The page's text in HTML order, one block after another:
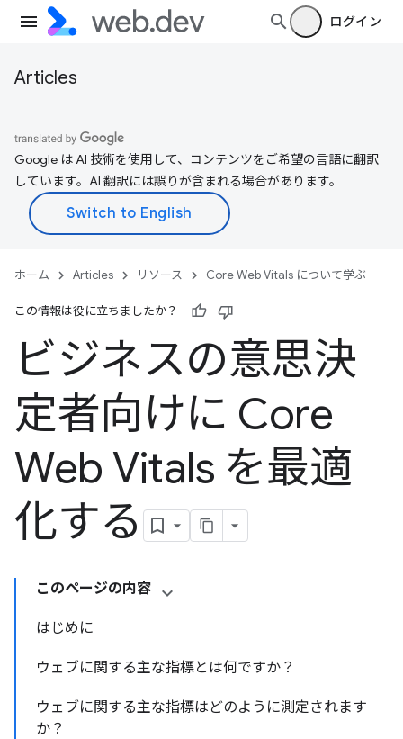
ログイン
Articles
Google は AI 技術を使用して、コンテンツをご希望の言語に翻訳
しています。AI 翻訳には誤りが含まれる場合があります。
ホーム Articles リソース Core Web Vitals について学ぶ
この情報は役に立ちましたか？
ビジネスの意思決
定者向けに Core
Web Vitals を最適
化する
このページの内容
はじめに
ウェブに関する主な指標とは何ですか？
ウェブに関する主な指標はどのように測定されます
か？